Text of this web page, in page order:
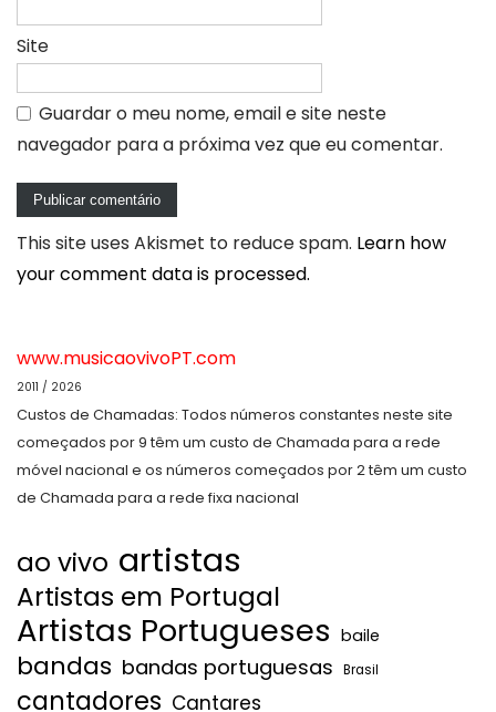
Site
Guardar o meu nome, email e site neste
navegador para a próxima vez que eu comentar.
This site uses Akismet to reduce spam. Learn how
your comment data is processed.
www.musicaovivoPT.com
2011 / 2026
Custos de Chamadas: Todos números constantes neste site
começados por 9 têm um custo de Chamada para a rede
móvel nacional e os números começados por 2 têm um custo
de Chamada para a rede fixa nacional
ao vivo artistas
Artistas em Portugal
Artistas Portugueses baile
bandas bandas portuguesas Brasil
cantadores Cantares